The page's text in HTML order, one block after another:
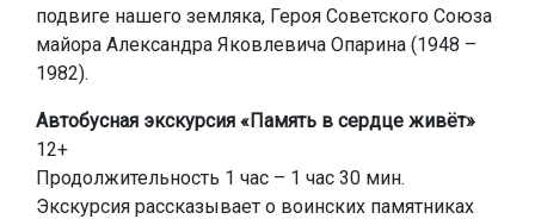
подвиге нашего земляка, Героя Советского Союза
майора Александра Яковлевича Опарина (1948 –
1982).
Автобусная экскурсия «Память в сердце живёт»
12+
Продолжительность 1 час – 1 час 30 мин.
Экскурсия рассказывает о воинских памятниках